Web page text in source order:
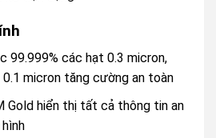
99.999% các hạt 0.3 micron,
micron tăng cường an toàn
Gold hiển thị tất cả thông tin an